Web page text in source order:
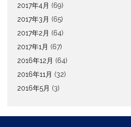
2017年4月 (69)
2017年3月 (65)
2017年2月 (64)
2017年1月 (67)
2016年12月 (64)
2016年11月 (32)
2016年5月 (3)